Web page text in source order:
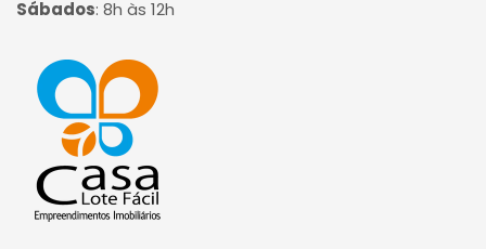
Sábados: 8h às 12h
Página inicial